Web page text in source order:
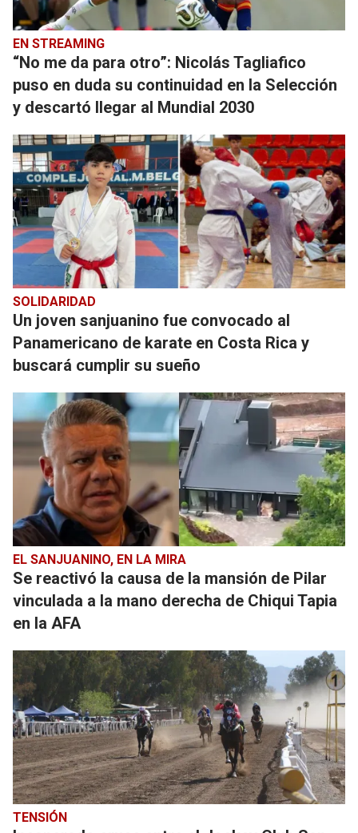
EN STREAMING
“No me da para otro”: Nicolás Tagliafico
puso en duda su continuidad en la Selección
y descartó llegar al Mundial 2030
SOLIDARIDAD
Un joven sanjuanino fue convocado al
Panamericano de karate en Costa Rica y
buscará cumplir su sueño
EL SANJUANINO, EN LA MIRA
Se reactivó la causa de la mansión de Pilar
vinculada a la mano derecha de Chiqui Tapia
en la AFA
TENSIÓN